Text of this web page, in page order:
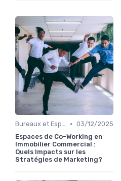
Bureaux et Espaces de Coworking • 03/12/2025
Espaces de Co-Working en
Immobilier Commercial :
Quels Impacts sur les
Stratégies de Marketing?